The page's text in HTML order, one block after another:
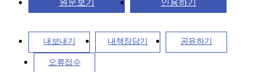
원문보기 인용하기
내보내기 내책장담기 공유하기
오류접수